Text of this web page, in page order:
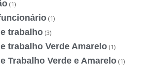
(1)
(1)
trabalho (3)
trabalho Verde Amarelo (1)
Trabalho Verde e Amarelo (1)